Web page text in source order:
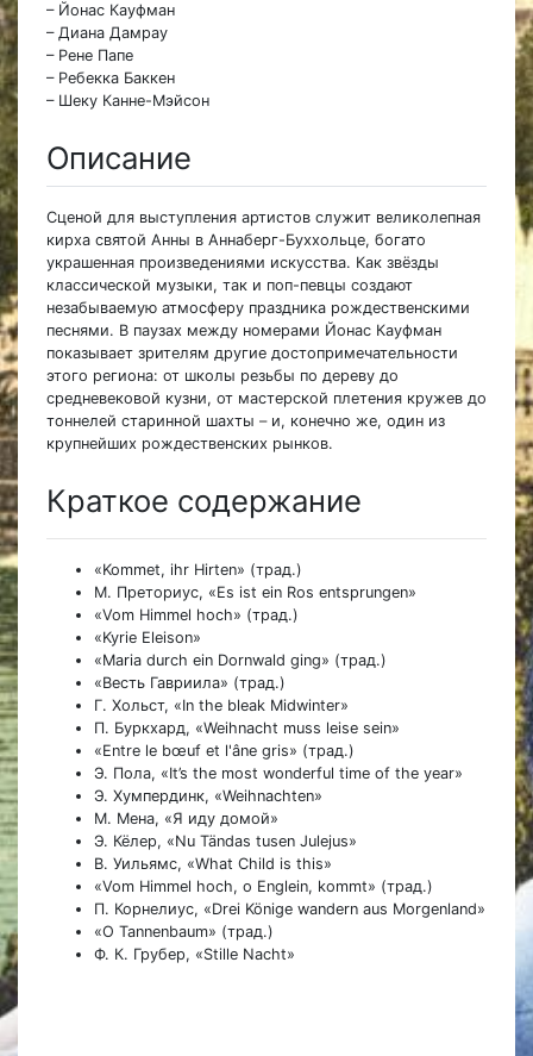
– Йонас Кауфман
– Диана Дамрау
– Рене Папе
– Ребекка Баккен
– Шеку Канне-Мэйсон
Описание
Сценой для выступления артистов служит великолепная
кирха святой Анны в Аннаберг-Буххольце, богато
украшенная произведениями искусства. Как звёзды
классической музыки, так и поп-певцы создают
незабываемую атмосферу праздника рождественскими
песнями. В паузах между номерами Йонас Кауфман
показывает зрителям другие достопримечательности
этого региона: от школы резьбы по дереву до
средневековой кузни, от мастерской плетения кружев до
тоннелей старинной шахты – и, конечно же, один из
крупнейших рождественских рынков.
Краткое содержание
«Kommet, ihr Hirten» (трад.)
М. Преториус, «Es ist ein Ros entsprungen»
«Vom Himmel hoch» (трад.)
«Kyrie Eleison»
«Maria durch ein Dornwald ging» (трад.)
«Весть Гавриила» (трад.)
Г. Хольст, «In the bleak Midwinter»
П. Буркхард, «Weihnacht muss leise sein»
«Entre le bœuf et l'âne gris» (трад.)
Э. Пола, «It’s the most wonderful time of the year»
Э. Хумпердинк, «Weihnachten»
М. Мена, «Я иду домой»
Э. Кёлер, «Nu Tändas tusen Julejus»
В. Уильямс, «What Сhild is this»
«Vom Himmel hoch, o Englein, kommt» (трад.)
П. Корнелиус, «Drei Könige wandern aus Morgenland»
«O Tannenbaum» (трад.)
Ф. К. Грубер, «Stille Nacht»